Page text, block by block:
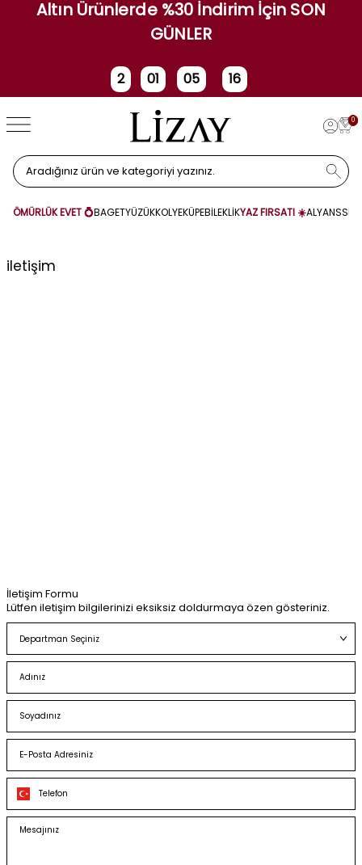
Altın Ürünlerde %30 İndirim İçin SON
GÜNLER
2
Gün
01
Saat
05 16
0
ÖMÜRLÜK EVET 💍BAGETYÜZÜKKOLYEKÜPEBİLEKLİKYAZ FIRSATI ☀️ALYANS
iletişim
İletişim Formu
Lütfen iletişim bilgilerinizi eksiksiz doldurmaya özen gösteriniz.